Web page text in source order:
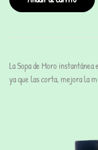
La Sopa de Moro
ya que las corta, mejora la